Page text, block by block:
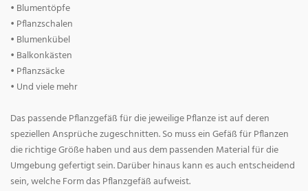
• Blumentöpfe
• Pflanzschalen
• Blumenkübel
• Balkonkästen
• Pflanzsäcke
• Und viele mehr
Das passende Pflanzgefäß für die jeweilige Pflanze ist auf deren
speziellen Ansprüche zugeschnitten. So muss ein Gefäß für Pflanzen
die richtige Größe haben und aus dem passenden Material für die
Umgebung gefertigt sein. Darüber hinaus kann es auch entscheidend
sein, welche Form das Pflanzgefäß aufweist.